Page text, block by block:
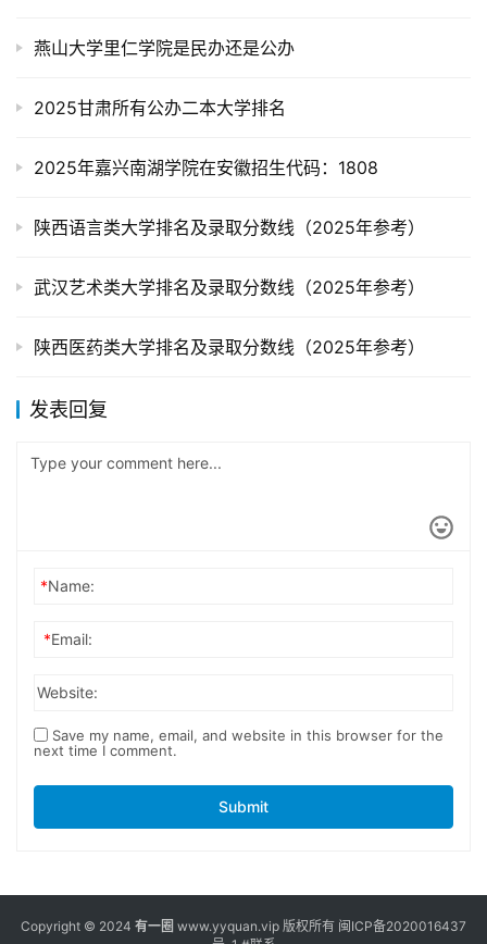
燕山大学里仁学院是民办还是公办
2025甘肃所有公办二本大学排名
2025年嘉兴南湖学院在安徽招生代码：1808
陕西语言类大学排名及录取分数线（2025年参考）
武汉艺术类大学排名及录取分数线（2025年参考）
陕西医药类大学排名及录取分数线（2025年参考）
发表回复
*Name:
*Email:
Website:
Save my name, email, and website in this browser for the
next time I comment.
Submit
Copyright © 2024 有一圈 www.yyquan.vip 版权所有 闽ICP备2020016437